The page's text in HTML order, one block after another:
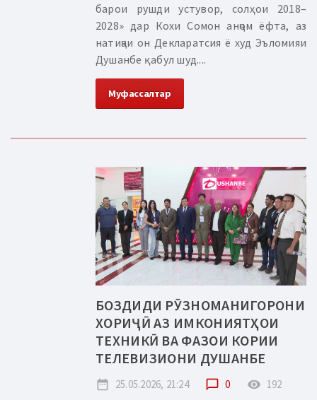
барои рушди устувор, солҳои 2018–
2028» дар Кохи Сомон анҷом ёфта, аз
натиҷаи он Декларатсия ё худ Эъломияи
Душанбе қабул шуд....
Муфассалтар
БОЗДИДИ РӮЗНОМАНИГОРОНИ
ХОРИҶӢ АЗ ИМКОНИЯТҲОИ
ТЕХНИКӢ ВА ФАЗОИ КОРИИ
ТЕЛЕВИЗИОНИ ДУШАНБЕ
date_range 25.05.2026, 21:24 chat_bubble_outline 0 remove_red_eye 192